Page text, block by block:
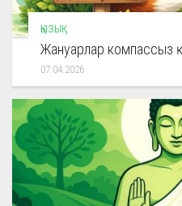
ҚЫЗЫҚ
Жануарлар компассыз
07.04.2026